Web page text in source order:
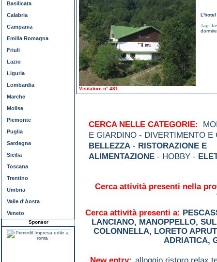
Visitatore n° 481
Tag:
CERCA NELLE CATEGORIE:
E GIARDINO - DIVERTIMENTO
BELLEZZA - RISTORAZIONE E
ALIMENTAZIONE - HOBBY -
Cerca attività presenti nella
Cerca attività presenti a:
LANCIANO, MANOPPELLO,
COLONNELLA, LORETO
ADRIATICA,
New entry: alloggio ristoro relax
Basilicata
Calabria
Campania
Emilia Romagna
Friuli
Lazio
Liguria
Lombardia
Marche
Molise
Piemonte
Puglia
Sardegna
Sicilia
Toscana
Trentino
Umbria
Valle d'Aosta
Veneto
Sponsor